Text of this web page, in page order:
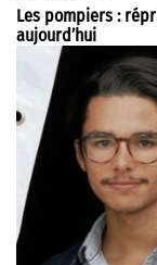
Les pompiers :
aujourd’hui